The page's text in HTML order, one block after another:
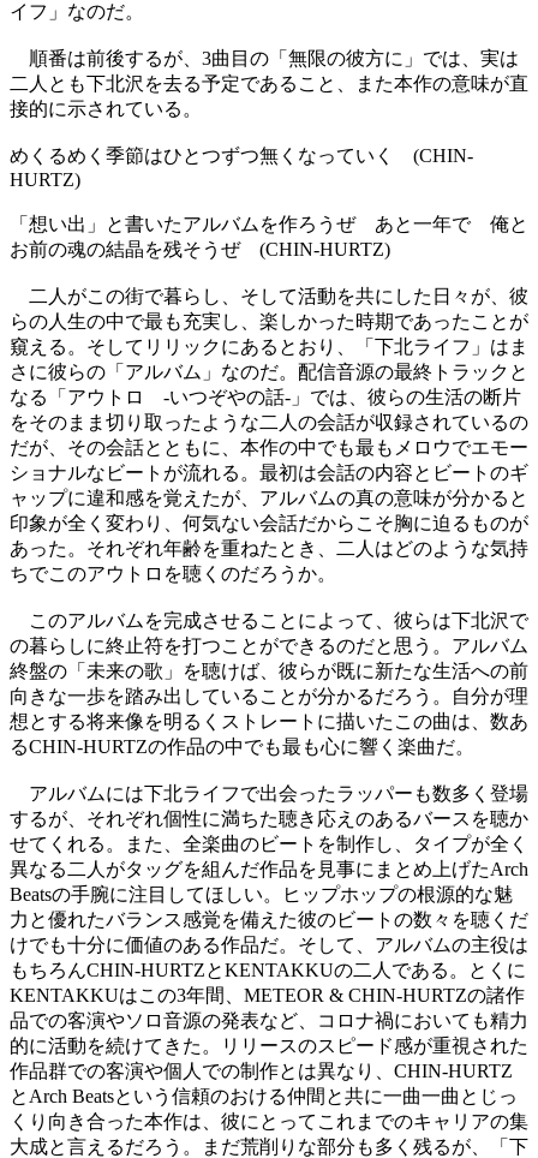
イフ」なのだ。
順番は前後するが、3曲目の「無限の彼方に」では、実は
二人とも下北沢を去る予定であること、また本作の意味が直
接的に示されている。
めくるめく季節はひとつずつ無くなっていく (CHIN-
HURTZ)
「想い出」と書いたアルバムを作ろうぜ あと一年で 俺と
お前の魂の結晶を残そうぜ (CHIN-HURTZ)
二人がこの街で暮らし、そして活動を共にした日々が、彼
らの人生の中で最も充実し、楽しかった時期であったことが
窺える。そしてリリックにあるとおり、「下北ライフ」はま
さに彼らの「アルバム」なのだ。配信音源の最終トラックと
なる「アウトロ -いつぞやの話-」では、彼らの生活の断片
をそのまま切り取ったような二人の会話が収録されているの
だが、その会話とともに、本作の中でも最もメロウでエモー
ショナルなビートが流れる。最初は会話の内容とビートのギ
ャップに違和感を覚えたが、アルバムの真の意味が分かると
印象が全く変わり、何気ない会話だからこそ胸に迫るものが
あった。それぞれ年齢を重ねたとき、二人はどのような気持
ちでこのアウトロを聴くのだろうか。
このアルバムを完成させることによって、彼らは下北沢で
の暮らしに終止符を打つことができるのだと思う。アルバム
終盤の「未来の歌」を聴けば、彼らが既に新たな生活への前
向きな一歩を踏み出していることが分かるだろう。自分が理
想とする将来像を明るくストレートに描いたこの曲は、数あ
るCHIN-HURTZの作品の中でも最も心に響く楽曲だ。
アルバムには下北ライフで出会ったラッパーも数多く登場
するが、それぞれ個性に満ちた聴き応えのあるバースを聴か
せてくれる。また、全楽曲のビートを制作し、タイプが全く
異なる二人がタッグを組んだ作品を見事にまとめ上げたArch
Beatsの手腕に注目してほしい。ヒップホップの根源的な魅
力と優れたバランス感覚を備えた彼のビートの数々を聴くだ
けでも十分に価値のある作品だ。そして、アルバムの主役は
もちろんCHIN-HURTZとKENTAKKUの二人である。とくに
KENTAKKUはこの3年間、METEOR & CHIN-HURTZの諸作
品での客演やソロ音源の発表など、コロナ禍においても精力
的に活動を続けてきた。リリースのスピード感が重視された
作品群での客演や個人での制作とは異なり、CHIN-HURTZ
とArch Beatsという信頼のおける仲間と共に一曲一曲とじっ
くり向き合った本作は、彼にとってこれまでのキャリアの集
大成と言えるだろう。まだ荒削りな部分も多く残るが、「下